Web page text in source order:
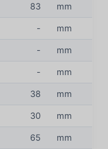
83 mm
- mm
- mm
- mm
38 mm
30 mm
65 mm